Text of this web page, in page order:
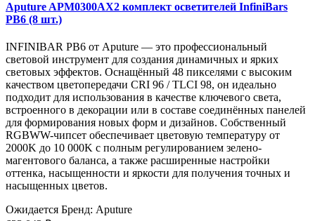
Aputure APM0300AX2 комплект осветителей InfiniBars
PB6 (8 шт.)
INFINIBAR PB6 от Aputure — это профессиональный
световой инструмент для создания динамичных и ярких
световых эффектов. Оснащённый 48 пикселями с высоким
качеством цветопередачи CRI 96 / TLCI 98, он идеально
подходит для использования в качестве ключевого света,
встроенного в декорации или в составе соединённых панелей
для формирования новых форм и дизайнов. Собственный
RGBWW-чипсет обеспечивает цветовую температуру от
2000K до 10 000K с полным регулированием зелено-
магентового баланса, а также расширенные настройки
оттенка, насыщенности и яркости для получения точных и
насыщенных цветов.
Ожидается Бренд: Aputure